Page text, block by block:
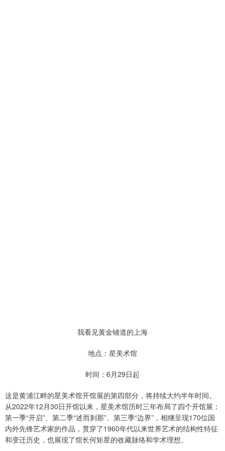
我看见黄金铺道的上海
地点：星美术馆
时间：6月29日起
这是黄浦江畔的星美术馆开馆展的第四部分，将持续大约半年时间。
从2022年12月30日开馆以来，星美术馆历时三年布局了四个开馆展：
第一季“开启”、第二季“述而刹那”、第三季“边界”，相继呈现170位国
内外先锋艺术家的作品，贯穿了1960年代以来世界艺术的结构性特征
和变迁历史，也展现了馆长何矩星的收藏脉络和学术理想。